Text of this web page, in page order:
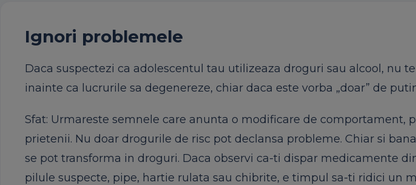
Ignori problemele
Daca suspectezi ca adolescentul tau utilizeaza droguri sau alcool, nu
inainte ca lucrurile sa degenereze, chiar daca este vorba „doar” de
Sfat: Urmareste semnele care anunta o modificare de comportament,
prietenii. Nu doar drogurile de risc pot declansa probleme. Chiar si
se pot transforma in droguri. Daca observi ca-ti dispar medicamente
pilule suspecte, pipe, hartie rulata sau chibrite, e timpul sa-ti ridici un